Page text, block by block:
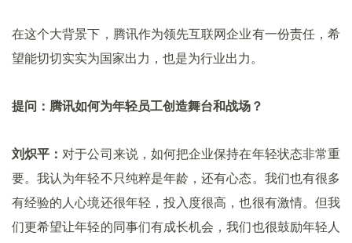
在这个大背景下，腾讯作为领先互联网企业有一份责任，希
望能切切实实为国家出力，也是为行业出力。
提问：腾讯如何为年轻员工创造舞台和战场？
刘炽平： 对于公司来说，如何把企业保持在年轻状态非常重
要。我认为年轻不只纯粹是年龄，还有心态。我们也有很多
有经验的人心境还很年轻，投入度很高，也很有激情。但我
们更希望让年轻的同事们有成长机会，我们也很鼓励年轻人